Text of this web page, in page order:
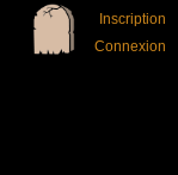
Inscription
Connexion